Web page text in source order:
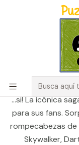
Envíos GRATIS
Catálogo de
En una galaxia
...si! La icónica
para sus fans.
rompecabezas de
Skywalker,